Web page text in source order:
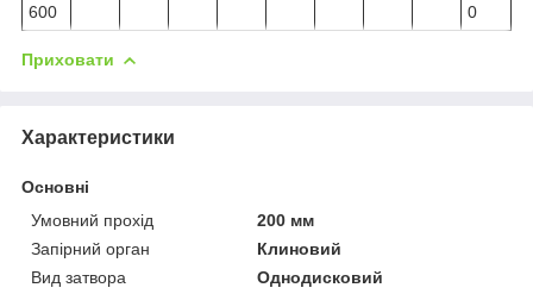
600
0
Приховати
Характеристики
Основні
Умовний прохід
200 мм
Запірний орган
Клиновий
Вид затвора
Однодисковий